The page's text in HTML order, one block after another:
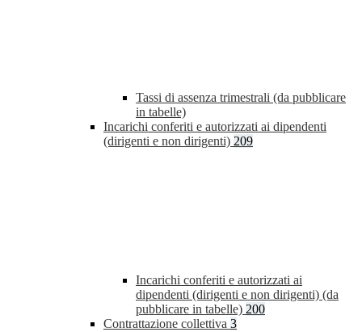
Tassi di assenza trimestrali (da pubblicare
in tabelle)
Incarichi conferiti e autorizzati ai dipendenti
(dirigenti e non dirigenti) 209
Incarichi conferiti e autorizzati ai
dipendenti (dirigenti e non dirigenti) (da
pubblicare in tabelle) 200
Contrattazione collettiva 3